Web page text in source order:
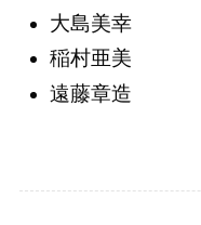
大島美幸
稲村亜美
遠藤章造